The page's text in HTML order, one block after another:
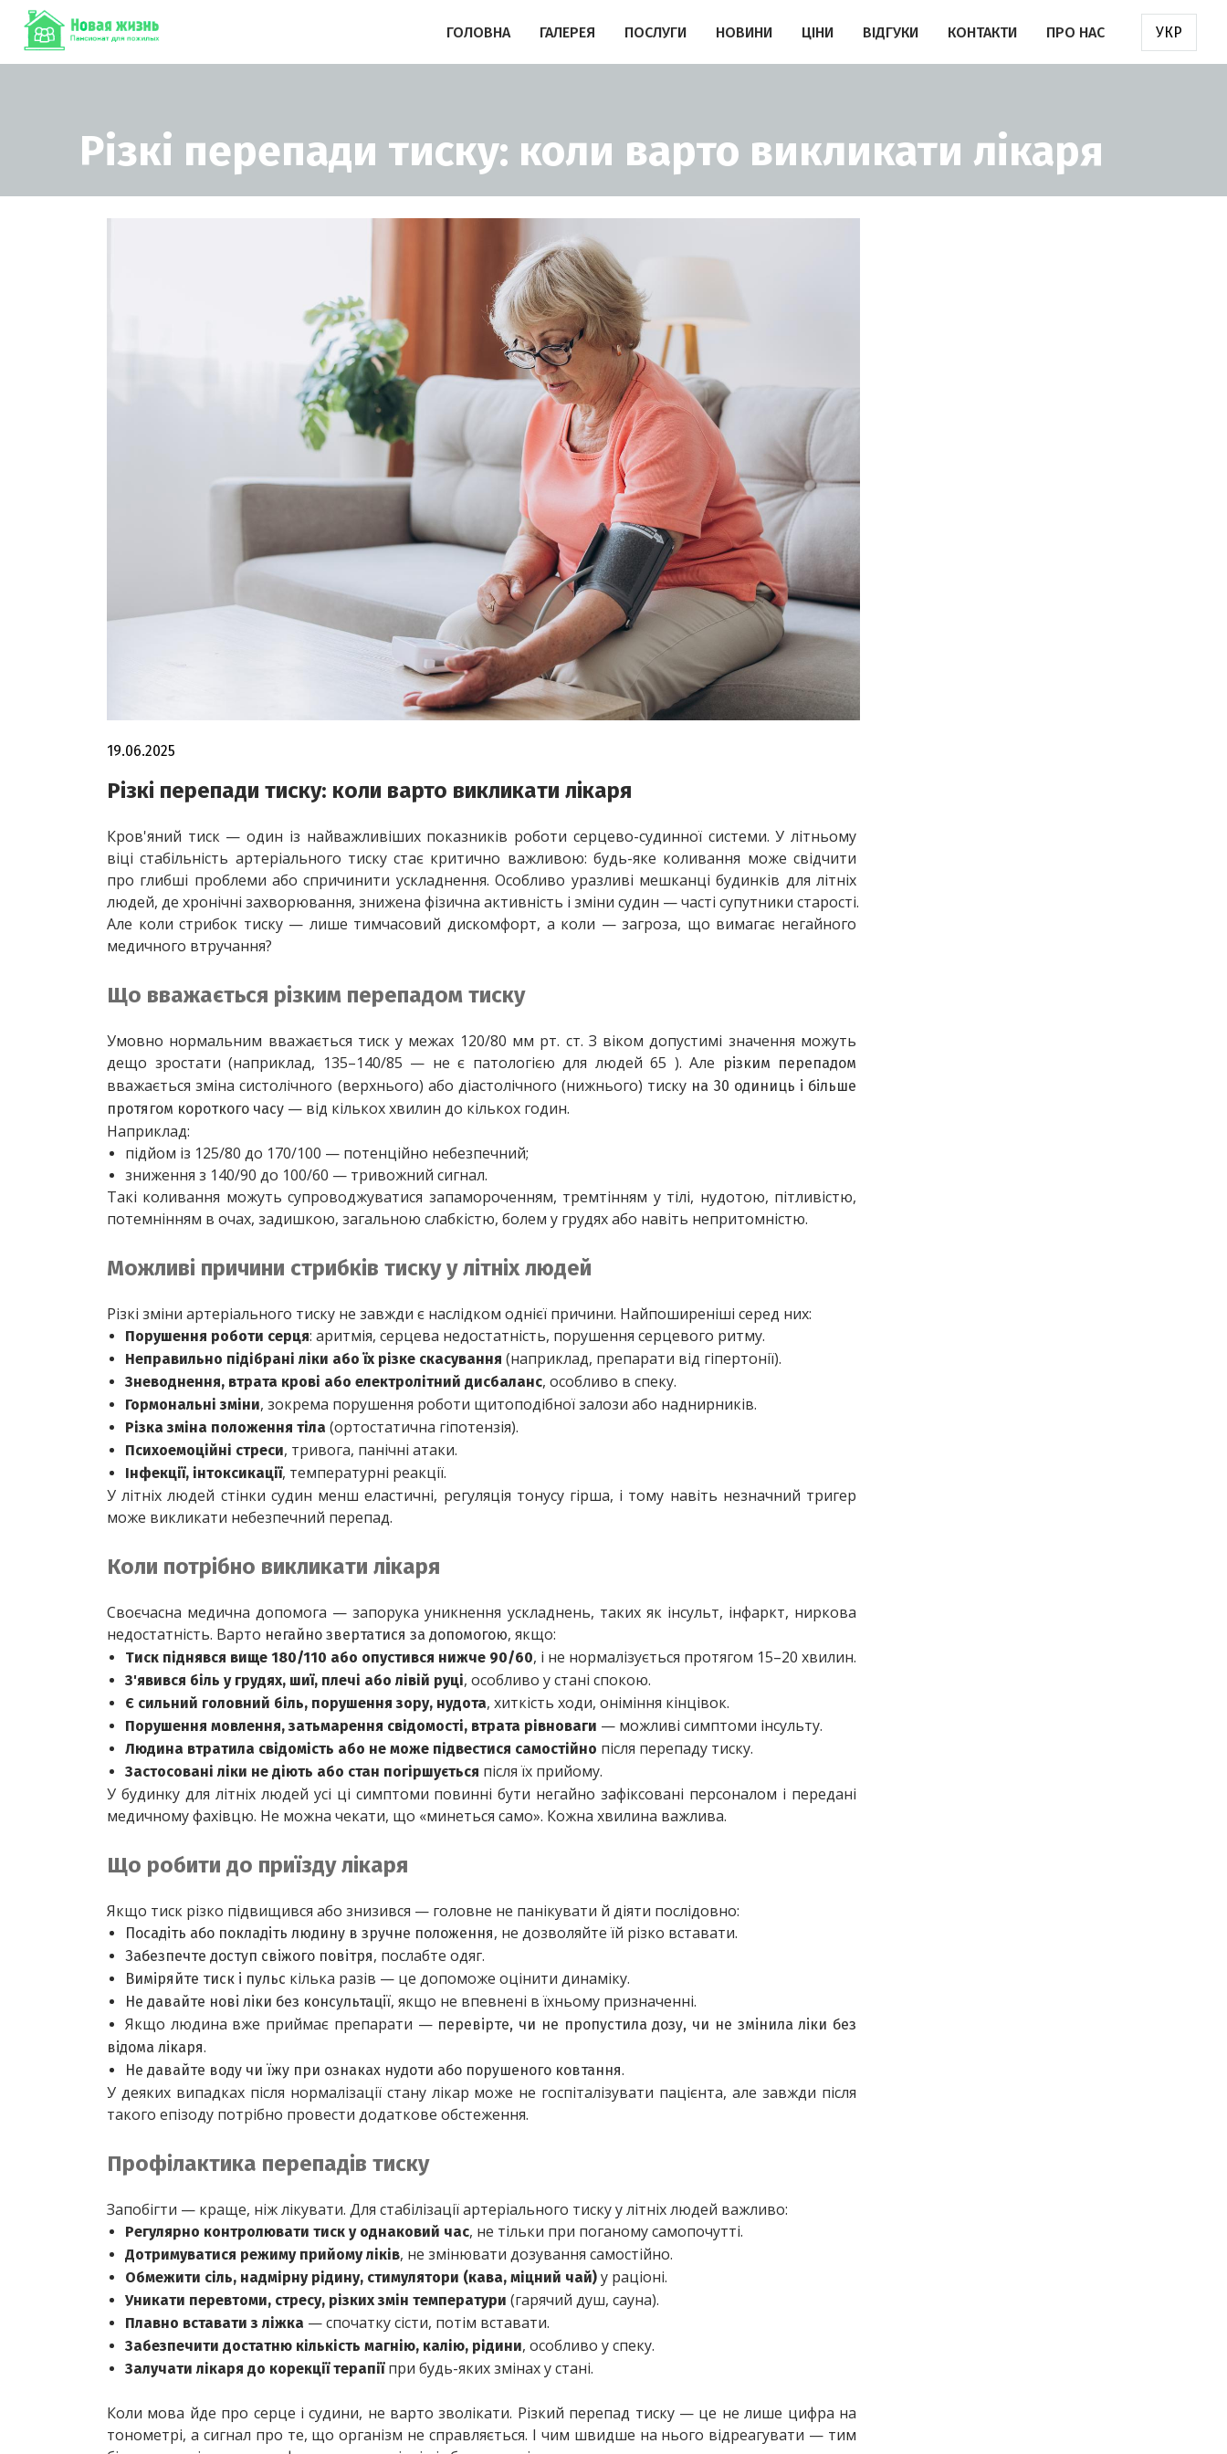
ГОЛОВНА ГАЛЕРЕЯ ПОСЛУГИ НОВИНИ ЦІНИ ВІДГУКИ КОНТАКТИ ПРО НАС УКР
Різкі перепади тиску: коли варто викликати лікаря
19.06.2025
Різкі перепади тиску: коли варто викликати лікаря
Кров'яний тиск — один із найважливіших показників роботи серцево-судинної системи. У літньому
віці стабільність артеріального тиску стає критично важливою: будь-яке коливання може свідчити
про глибші проблеми або спричинити ускладнення. Особливо уразливі мешканці будинків для літніх
людей, де хронічні захворювання, знижена фізична активність і зміни судин — часті супутники старості.
Але коли стрибок тиску — лише тимчасовий дискомфорт, а коли — загроза, що вимагає негайного
медичного втручання?
Що вважається різким перепадом тиску
Умовно нормальним вважається тиск у межах 120/80 мм рт. ст. З віком допустимі значення можуть
дещо зростати (наприклад, 135–140/85 — не є патологією для людей 65 ). Але
різким перепадом
вважається зміна систолічного (верхнього) або діастолічного (нижнього) тиску на 30 одиниць і більше
протягом короткого часу — від кількох хвилин до кількох годин.
Наприклад:
підйом із 125/80 до 170/100 — потенційно небезпечний;
зниження з 140/90 до 100/60 — тривожний сигнал.
Такі коливання можуть супроводжуватися запамороченням, тремтінням у тілі, нудотою, пітливістю,
потемнінням в очах, задишкою, загальною слабкістю, болем у грудях або навіть непритомністю.
Можливі причини стрибків тиску у літніх людей
Різкі зміни артеріального тиску не завжди є наслідком однієї причини. Найпоширеніші серед них:
Порушення роботи серця: аритмія, серцева недостатність, порушення серцевого ритму.
Неправильно підібрані ліки або їх різке скасування (наприклад, препарати від гіпертонії).
Зневоднення, втрата крові або електролітний дисбаланс, особливо в спеку.
Гормональні зміни, зокрема порушення роботи щитоподібної залози або наднирників.
Різка зміна положення тіла (ортостатична гіпотензія).
Психоемоційні стреси, тривога, панічні атаки.
Інфекції, інтоксикації, температурні реакції.
У літніх людей стінки судин менш еластичні, регуляція тонусу гірша, і тому навіть незначний тригер
може викликати небезпечний перепад.
Коли потрібно викликати лікаря
Своєчасна медична допомога — запорука уникнення ускладнень, таких як інсульт, інфаркт, ниркова
недостатність. Варто негайно звертатися за допомогою, якщо:
Тиск піднявся вище 180/110 або опустився нижче 90/60, і не нормалізується протягом 15–20 хвилин.
З'явився біль у грудях, шиї, плечі або лівій руці, особливо у стані спокою.
Є сильний головний біль, порушення зору, нудота, хиткість ходи, оніміння кінцівок.
Порушення мовлення, затьмарення свідомості, втрата рівноваги — можливі симптоми інсульту.
Людина втратила свідомість або не може підвестися самостійно після перепаду тиску.
Застосовані ліки не діють або стан погіршується після їх прийому.
У будинку для літніх людей усі ці симптоми повинні бути негайно зафіксовані персоналом і передані
медичному фахівцю. Не можна чекати, що «минеться само». Кожна хвилина важлива.
Що робити до приїзду лікаря
Якщо тиск різко підвищився або знизився — головне не панікувати й діяти послідовно:
Посадіть або покладіть людину в зручне положення, не дозволяйте їй різко вставати.
Забезпечте доступ свіжого повітря, послабте одяг.
Виміряйте тиск і пульс кілька разів — це допоможе оцінити динаміку.
Не давайте нові ліки без консультації, якщо не впевнені в їхньому призначенні.
Якщо людина вже приймає препарати — перевірте, чи не пропустила дозу, чи не змінила ліки без
відома лікаря.
Не давайте воду чи їжу при ознаках нудоти або порушеного ковтання.
У деяких випадках після нормалізації стану лікар може не госпіталізувати пацієнта, але завжди після
такого епізоду потрібно провести додаткове обстеження.
Профілактика перепадів тиску
Запобігти — краще, ніж лікувати. Для стабілізації артеріального тиску у літніх людей важливо:
Регулярно контролювати тиск у однаковий час, не тільки при поганому самопочутті.
Дотримуватися режиму прийому ліків, не змінювати дозування самостійно.
Обмежити сіль, надмірну рідину, стимулятори (кава, міцний чай) у раціоні.
Уникати перевтоми, стресу, різких змін температури (гарячий душ, сауна).
Плавно вставати з ліжка — спочатку сісти, потім вставати.
Забезпечити достатню кількість магнію, калію, рідини, особливо у спеку.
Залучати лікаря до корекції терапії при будь-яких змінах у стані.
Коли мова йде про серце і судини, не варто зволікати. Різкий перепад тиску — це не лише цифра на
тонометрі, а сигнал про те, що організм не справляється. І чим швидше на нього відреагувати — тим